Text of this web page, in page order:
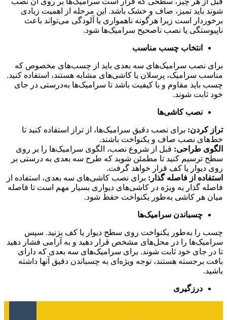
شوند باید تمیز، صاف و خشک باشد. این مرحله از اهمیت زیادی
برخوردار است زیرا هرگونه ناهمواری یا آلودگی می‌تواند باعث
ناپیوستگی یا نصب ناصحیح سرامیک‌ها شود.
انتخاب چسب مناسب
برای نصب سرامیک‌های سه‌ بعدی باید از چسب‌های مخصوص که
مناسب سرامیک، پرسلان یا کاشی‌های مشابه هستند، استفاده کنید.
چسب باید مقاوم و با کیفیت باشد تا سرامیک‌ها به‌درستی در جای
خود ثابت شوند.
نصب کاشی‌ها
تراز کردن: برای نصب دقیق سرامیک‌ها، از تراز استفاده کنید تا
خط‌های نصب صاف و یکنواخت باشند.
الگوی طراحی: قبل از شروع نصب، الگوی سرامیک‌ها را بر روی
سطح ترسیم کنید تا مطمئن شوید که طرح سه‌ بعدی به‌ درستی بر
روی دیوار یا کف قرار خواهد گرفت.
استفاده از فاصله‌ گذار: برای نصب کاشی‌های سه‌ بعدی، استفاده از
فاصله‌ گذار به‌ ویژه در کاشی‌های دیواری بسیار مهم است تا فاصله
میان هر کاشی به‌طور یکنواخت حفظ شود.
چسباندن سرامیک‌ها
چسب را به‌طور یکنواخت روی سطح دیوار یا کف بزنید. سپس
سرامیک‌ها را در محل‌های مشخص قرار دهید و به آرامی فشار دهید
تا در جای خود ثابت شوند. برای سرامیک‌های سه‌ بعدی که دارای
بافت برجسته هستند، توجه ویژه‌ای به چسباندن دقیق آنها داشته
باشید.
درزگیری